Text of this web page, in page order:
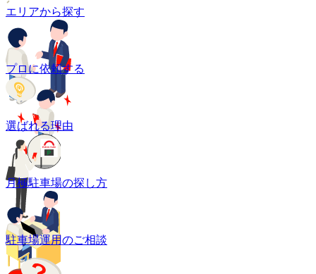
エリアから探す
プロに依頼する
選ばれる理由
月極駐車場の探し方
駐車場運用のご相談